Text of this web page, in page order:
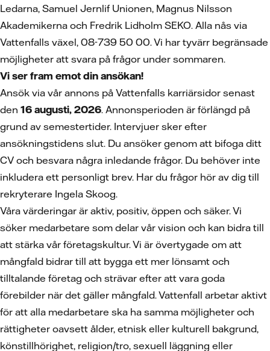
Ledarna, Samuel Jernlif Unionen, Magnus Nilsson
Akademikerna och Fredrik Lidholm SEKO. Alla nås via
Vattenfalls växel, 08-739 50 00. Vi har tyvärr begränsade
möjligheter att svara på frågor under sommaren.
Vi ser fram emot din ansökan!
Ansök via vår annons på Vattenfalls karriärsidor senast
den 16 augusti, 2026. Annonsperioden är förlängd på
grund av semestertider. Intervjuer sker efter
ansökningstidens slut. Du ansöker genom att bifoga ditt
CV och besvara några inledande frågor. Du behöver inte
inkludera ett personligt brev. Har du frågor hör av dig till
rekryterare Ingela Skoog.
Våra värderingar är aktiv, positiv, öppen och säker. Vi
söker medarbetare som delar vår vision och kan bidra till
att stärka vår företagskultur. Vi är övertygade om att
mångfald bidrar till att bygga ett mer lönsamt och
tilltalande företag och strävar efter att vara goda
förebilder när det gäller mångfald. Vattenfall arbetar aktivt
för att alla medarbetare ska ha samma möjligheter och
rättigheter oavsett ålder, etnisk eller kulturell bakgrund,
könstillhörighet, religion/tro, sexuell läggning eller